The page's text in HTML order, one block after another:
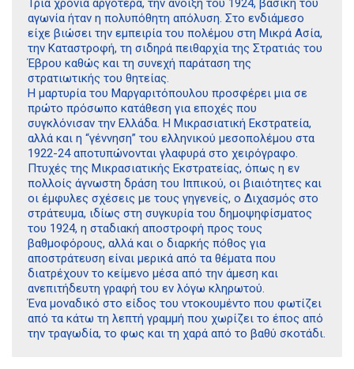
αγωνία ήταν η πολυπόθητη απόλυση. Στο ενδιάμεσο
είχε βιώσει την εμπειρία του πολέμου στη Μικρά Ασία,
την Καταστροφή, τη σιδηρά πειθαρχία της Στρατιάς του
Έβρου καθώς και τη συνεχή παράταση της
στρατιωτικής του θητείας.
Η μαρτυρία του Μαργαριτόπουλου προσφέρει μια σε
πρώτο πρόσωπο κατάθεση για εποχές που
συγκλόνισαν την Ελλάδα. Η Μικρασιατική Εκστρατεία,
αλλά και η “γέννηση” του ελληνικού μεσοπολέμου στα
1922-24 αποτυπώνονται γλαφυρά στο χειρόγραφο.
Πτυχές της Μικρασιατικής Εκστρατείας, όπως η εν
πολλοίς άγνωστη δράση του Ιππικού, οι βιαιότητες και
οι έμφυλες σχέσεις με τους γηγενείς, ο Διχασμός στο
στράτευμα, ιδίως στη συγκυρία του δημοψηφίσματος
του 1924, η σταδιακή αποστροφή προς τους
βαθμοφόρους, αλλά και ο διαρκής πόθος για
αποστράτευση είναι μερικά από τα θέματα που
διατρέχουν το κείμενο μέσα από την άμεση και
ανεπιτήδευτη γραφή του εν λόγω κληρωτού.
Ένα μοναδικό στο είδος του ντοκουμέντο που φωτίζει
από τα κάτω τη λεπτή γραμμή που χωρίζει το έπος από
την τραγωδία, το φως και τη χαρά από το βαθύ σκοτάδι.